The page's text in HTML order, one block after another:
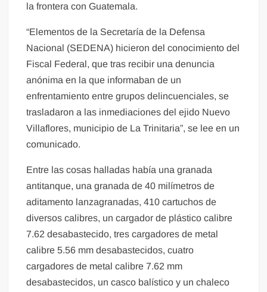
la frontera con Guatemala.
“Elementos de la Secretaría de la Defensa
Nacional (SEDENA) hicieron del conocimiento del
Fiscal Federal, que tras recibir una denuncia
anónima en la que informaban de un
enfrentamiento entre grupos delincuenciales, se
trasladaron a las inmediaciones del ejido Nuevo
Villaflores, municipio de La Trinitaria”, se lee en un
comunicado.
Entre las cosas halladas había una granada
antitanque, una granada de 40 milímetros de
aditamento lanzagranadas, 410 cartuchos de
diversos calibres, un cargador de plástico calibre
7.62 desabastecido, tres cargadores de metal
calibre 5.56 mm desabastecidos, cuatro
cargadores de metal calibre 7.62 mm
desabastecidos, un casco balístico y un chaleco